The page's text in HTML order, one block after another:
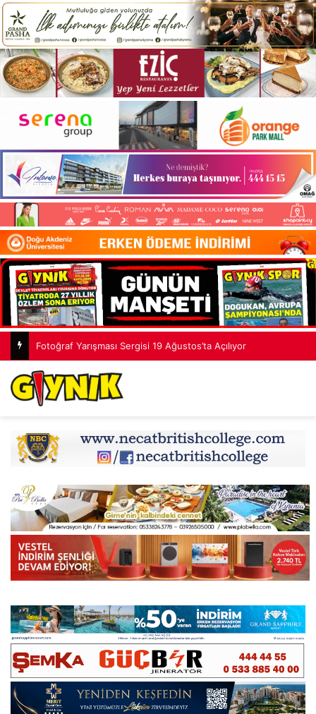
Fotoğraf Yarışması Sergisi 19 Ağustos’ta Açılıyor